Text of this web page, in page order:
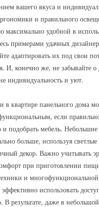
вашего вкуса и
и правильного
максимально удобной в
примерами удачных
адаптировать их под свои
И, конечно же, не забывайте о
индивидуальность и уют.
в квартире панельного дома
если
и подобрать мебель.
больше, используя светлые
декор. Важно учитывать
при приготовлении
и
использовать
В результате, даже в